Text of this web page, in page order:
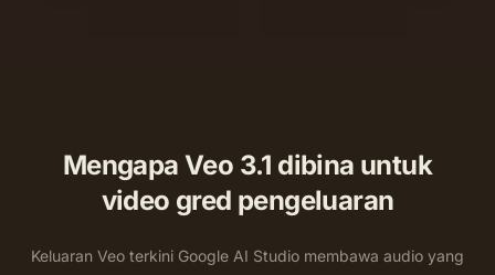
Mengapa Veo 3.1 dibina untuk
video gred pengeluaran
Keluaran Veo terkini Google AI Studio membawa audio yang